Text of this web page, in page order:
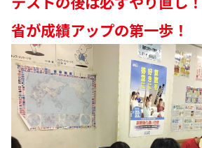
省が成績アップの第一歩！